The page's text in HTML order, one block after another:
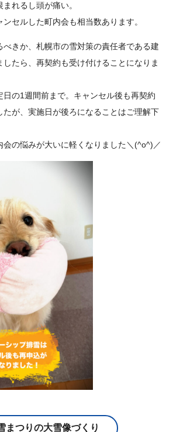
まれるし頭が痛い。
ンセルした町内会も相当数あります。
べきか、札幌市の雪対策の責任者である建
したら、再契約も受け付けることになりま
日の1週間前まで。キャンセル後も再契約
たが、実施日が後ろになることはご理解下
会の悩みが大いに軽くなりました＼(^o^)／
まつりの大雪像づくり